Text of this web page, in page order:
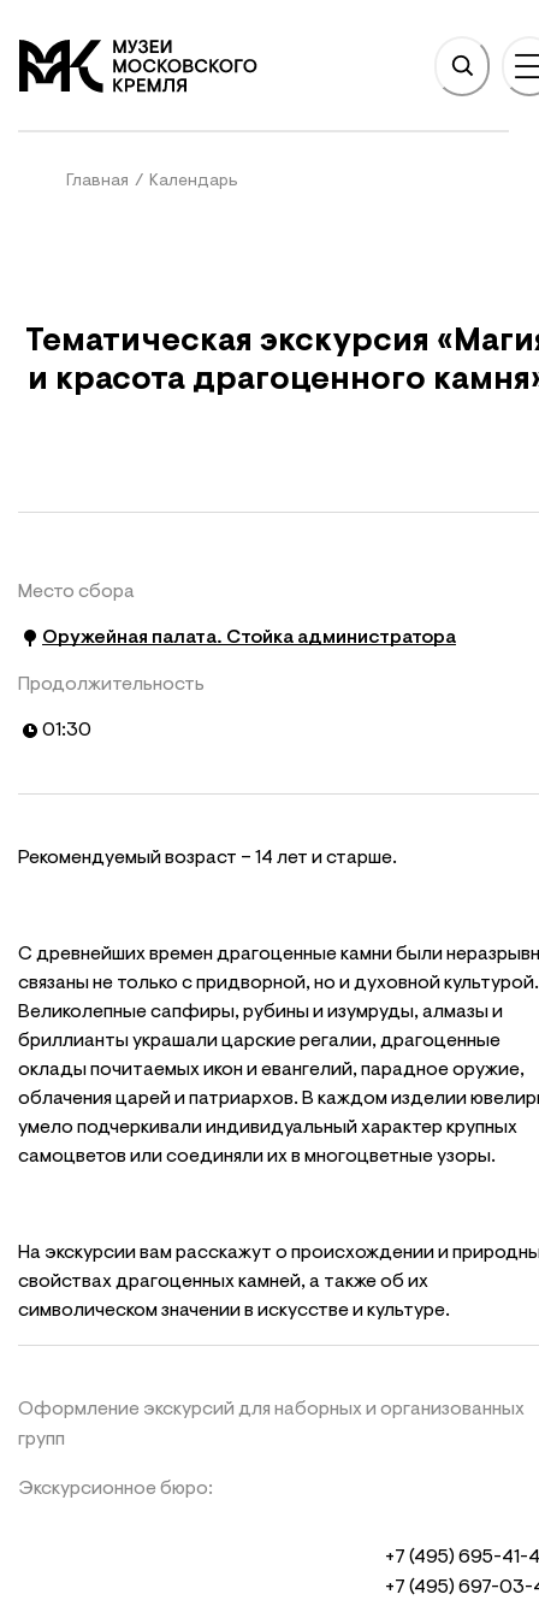
На главную
Главная / Календарь
Тематическая экскурсия
и красота драгоценного
Место сбора
Оружейная палата. Стойка администратора
Продолжительность
01:30
Рекомендуемый возраст – 14 лет и старше.
С древнейших времен драгоценные камни были
связаны не только с придворной, но и духовной культурой.
Великолепные сапфиры, рубины и изумруды, алмазы и
бриллианты украшали царские регалии, драгоценные
оклады почитаемых икон и евангелий, парадное оружие,
облачения царей и патриархов. В каждом изделии
умело подчеркивали индивидуальный характер крупных
самоцветов или соединяли их в многоцветные узоры.
На экскурсии вам расскажут о происхождении и
свойствах драгоценных камней, а также об их
символическом значении в искусстве и культуре.
Оформление экскурсий для наборных и организованных
групп
Экскурсионное бюро:
+7 (495) 695-41-
+7 (495) 697-03-